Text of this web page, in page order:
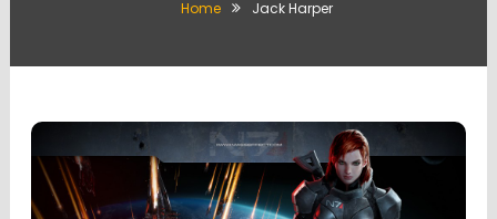
Home Jack Harper